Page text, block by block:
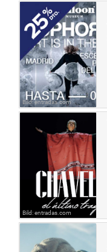
Bild: entradas.com
Bild: entradas.com